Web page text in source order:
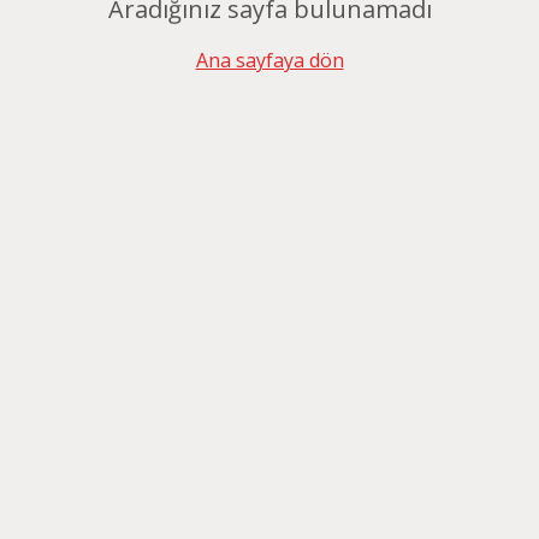
Aradığınız sayfa bulunamadı
Ana sayfaya dön